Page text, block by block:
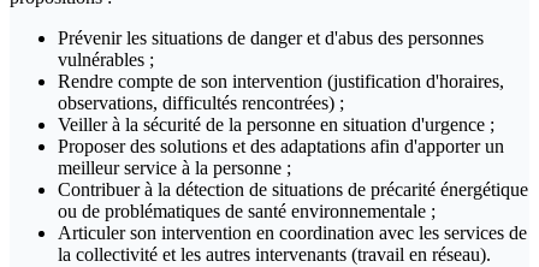
Prévenir les situations de danger et d'abus des personnes
vulnérables ;
Rendre compte de son intervention (justification d'horaires,
observations, difficultés rencontrées) ;
Veiller à la sécurité de la personne en situation d'urgence ;
Proposer des solutions et des adaptations afin d'apporter un
meilleur service à la personne ;
Contribuer à la détection de situations de précarité énergétique
ou de problématiques de santé environnementale ;
Articuler son intervention en coordination avec les services de
la collectivité et les autres intervenants (travail en réseau).